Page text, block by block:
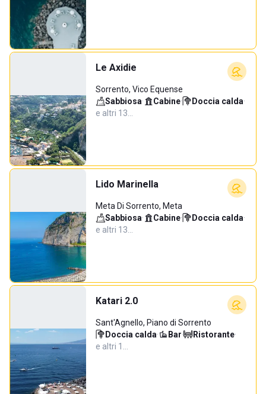
Le Axidie
Sorrento, Vico Equense
Sabbiosa· Cabine· Doccia calda·
e altri 13…
Lido Marinella
Meta Di Sorrento, Meta
Sabbiosa· Cabine· Doccia calda·
e altri 13…
Katari 2.0
Sant'Agnello, Piano di Sorrento
Doccia calda· Bar· Ristorante·
e altri 1…